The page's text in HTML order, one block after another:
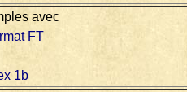
avec
FT
1b